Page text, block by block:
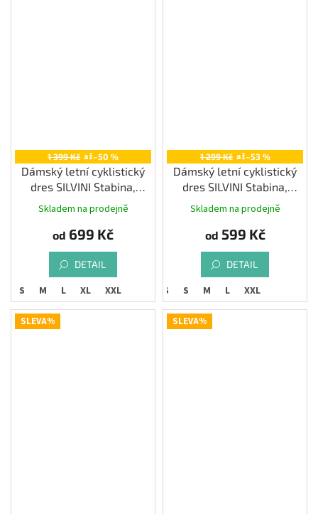
1 399 Kč až–50 %
Dámský letní cyklistický
dres SILVINI Stabina,
navy-blue
Skladem na prodejně
od 699 Kč
DETAIL
S M L XL XXL
1 299 Kč až–53 %
Dámský letní cyklistický
dres SILVINI Stabina,
Skladem na prodejně
od 599 Kč
DETAIL
XS S M L XXL
SLEVA% SLEVA%